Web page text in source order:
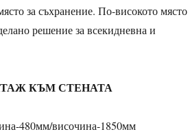
за съхранение. По-високото място
решение за всекидневна и
КЪМ СТЕНАТА
480мм/височина-1850мм